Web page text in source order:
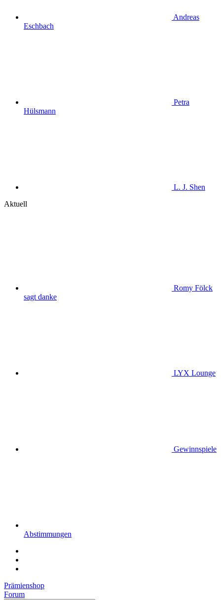
Andreas
Eschbach
Petra
Hülsmann
L. J. Shen
Aktuell
Romy Fölck
sagt danke
LYX Lounge
Gewinnspiele
Abstimmungen
Prämienshop
Forum